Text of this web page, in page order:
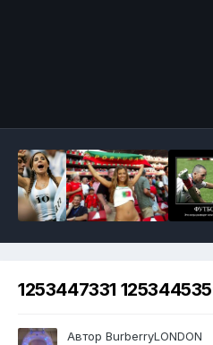
1253447331
Автор BurberryLONDON